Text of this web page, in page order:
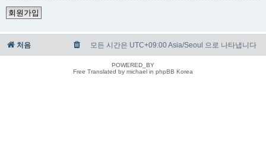
회원가입
처음 모든 시간은 UTC+09:00 Asia/Seoul 으로 나타냅니다
POWERED_BY
Free Translated by michael in phpBB Korea